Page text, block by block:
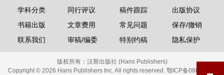
学科分类
书籍出版
联系我们
同行评议
文章费用
审稿/编委
稿件跟踪
常见问题
特别约稿
出版协议
保存/撤销
隐私保护
版权所有： 汉斯出版社 (Hans Publishers)
Copyright © 2026 Hans Publishers Inc. All rights reserved. 鄂ICP备08006613